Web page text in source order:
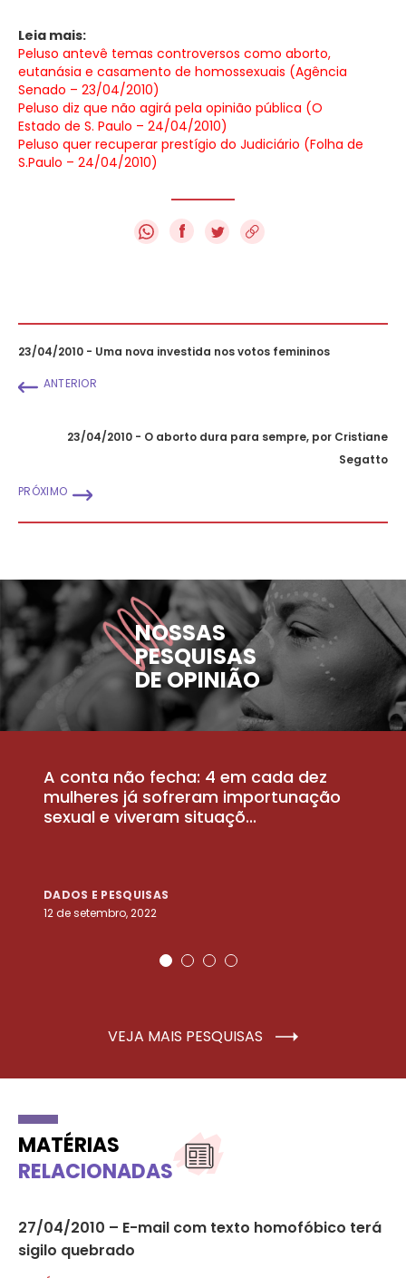
Leia mais:
Peluso antevê temas controversos como aborto,
eutanásia e casamento de homossexuais (Agência
Senado – 23/04/2010)
Peluso diz que não agirá pela opinião pública (O
Estado de S. Paulo – 24/04/2010)
Peluso quer recuperar prestígio do Judiciário (Folha de
S.Paulo – 24/04/2010)
f
23/04/2010 - Uma nova investida nos votos femininos
ANTERIOR
23/04/2010 - O aborto dura para sempre, por Cristiane
Segatto
PRÓXIMO
NOSSAS
PESQUISAS
DE OPINIÃO
A conta não fecha: 4 em cada dez
mulheres já sofreram importunação
sexual e viveram situaçõ...
DADOS E PESQUISAS
12 de setembro, 2022
VEJA MAIS PESQUISAS
MATÉRIAS
RELACIONADAS
27/04/2010 – E-mail com texto homofóbico terá
sigilo quebrado